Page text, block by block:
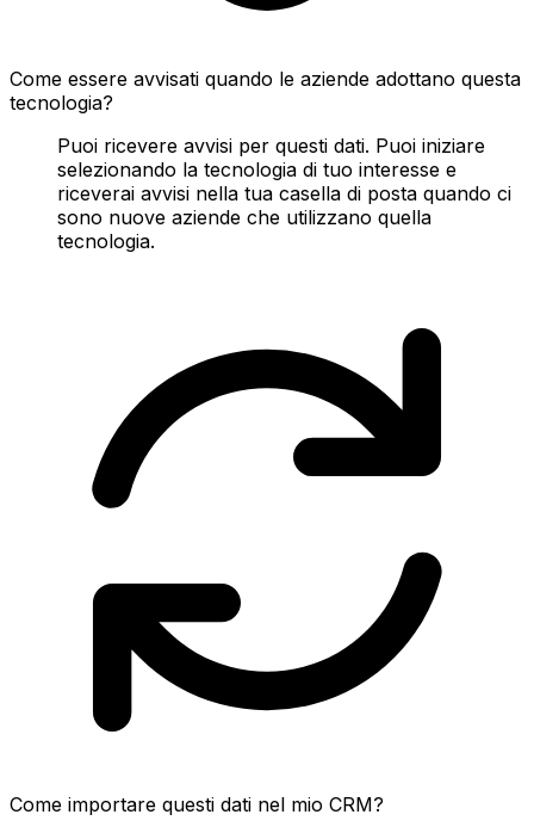
Come essere avvisati quando le aziende adottano questa
tecnologia?
Puoi ricevere avvisi per questi dati. Puoi iniziare
selezionando la tecnologia di tuo interesse e
riceverai avvisi nella tua casella di posta quando ci
sono nuove aziende che utilizzano quella
tecnologia.
Come importare questi dati nel mio CRM?